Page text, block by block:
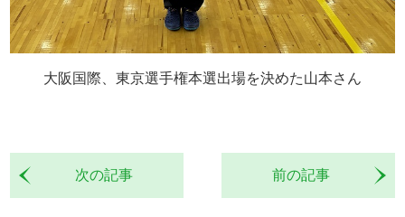
大阪国際、東京選手権本選出場を決めた山本さん
前の記事
次の記事